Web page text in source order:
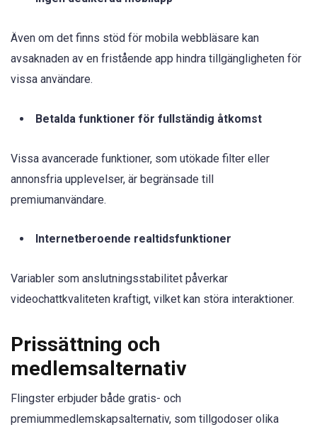
Även om det finns stöd för mobila webbläsare kan
avsaknaden av en fristående app hindra tillgängligheten för
vissa användare.
Betalda funktioner för fullständig åtkomst
Vissa avancerade funktioner, som utökade filter eller
annonsfria upplevelser, är begränsade till
premiumanvändare.
Internetberoende realtidsfunktioner
Variabler som anslutningsstabilitet påverkar
videochattkvaliteten kraftigt, vilket kan störa interaktioner.
Prissättning och
medlemsalternativ
Flingster erbjuder både gratis- och
premiummedlemskapsalternativ, som tillgodoser olika